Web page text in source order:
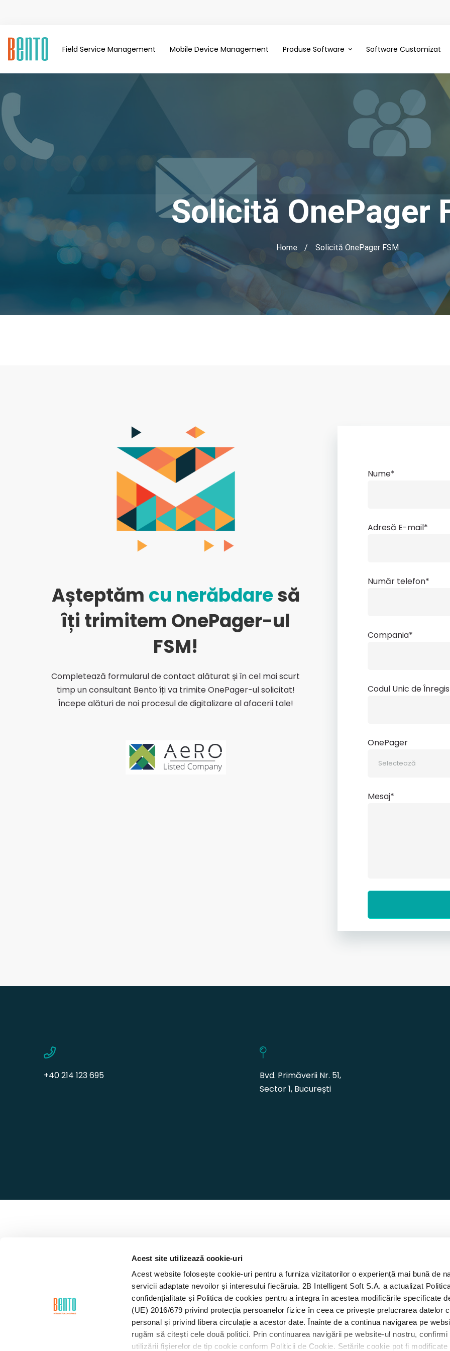
Acest site utilizează cookie-uri
Acest website folosește cookie-uri pentru a furniza vizitatorilor o experiență mai bună de
servicii adaptate nevoilor și interesului fiecăruia. 2B Intelligent Soft S.A. a actualizat
confidențialitate și Politica de cookies pentru a integra în acestea modificările specificate
(UE) 2016/679 privind protecția persoanelor fizice în ceea ce privește prelucrarea datelor
personal și privind libera circulație a acestor date. Înainte de a continua navigarea pe
rugăm să citești cele două politici. Prin continuarea navigării pe website-ul nostru, confirmi
utilizării fişierelor de tip cookie conform Politicii de Cookie. Setările cookie pot fi modificate
Field Service Management Mobile Device Management Produse Software Software Customizat
Solicită OnePager
Home Solicită OnePager FSM
Așteptăm cu nerăbdaresă
îți trimitem OnePager-ul
FSM!
Completează formularul de contact alăturat și în cel mai scurt
timp un consultant Bento îți va trimite OnePager-ul solicitat!
Începe alături de noi procesul de digitalizare al afacerii tale!
Nume*
Adresă E-mail*
Număr telefon*
Compania*
Codul Unic de
OnePager
Mesaj*
+40 214 123 695
Bvd. Primăverii Nr. 51,
Sector 1, București